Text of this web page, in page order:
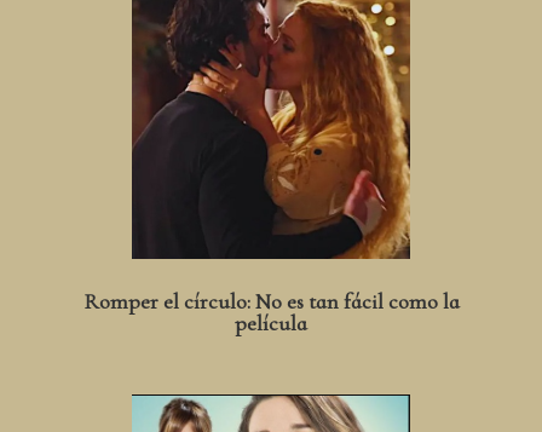
Romper el círculo: No es tan fácil como la
película